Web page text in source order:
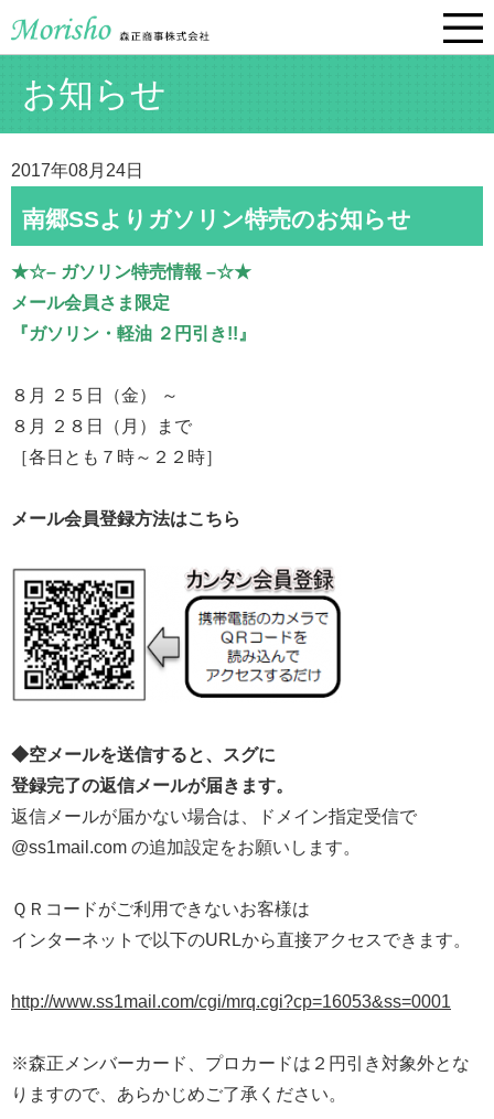
お知らせ
2017年08月24日
南郷SSよりガソリン特売のお知らせ
★☆– ガソリン特売情報 –☆★
メール会員さま限定
『ガソリン・軽油 ２円引き!!』
８月 ２５日（金） ～
８月 ２８日（月）まで
［各日とも７時～２２時］
メール会員登録方法はこちら
◆空メールを送信すると、スグに
登録完了の返信メールが届きます。
返信メールが届かない場合は、ドメイン指定受信で
@ss1mail.com の追加設定をお願いします。
ＱＲコードがご利用できないお客様は
インターネットで以下のURLから直接アクセスできます。
http://www.ss1mail.com/cgi/mrq.cgi?cp=16053&ss=0001
※森正メンバーカード、プロカードは２円引き対象外とな
りますので、あらかじめご了承ください。